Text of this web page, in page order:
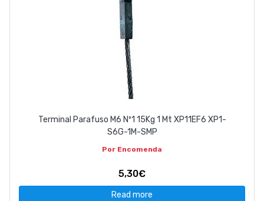
Terminal Parafuso M6 Nº1 15Kg 1 Mt XP11EF6 XP1-
S6G-1M-SMP
Por Encomenda
5,30€
Read more